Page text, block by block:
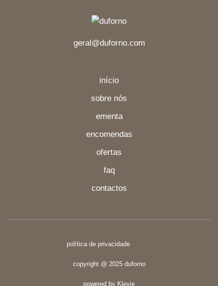
geral@duforno.com
início
sobre nós
ementa
encomendas
ofertas
faq
contactos
política de privacidade
copyright @ 2025 duforno
powered by Klevie